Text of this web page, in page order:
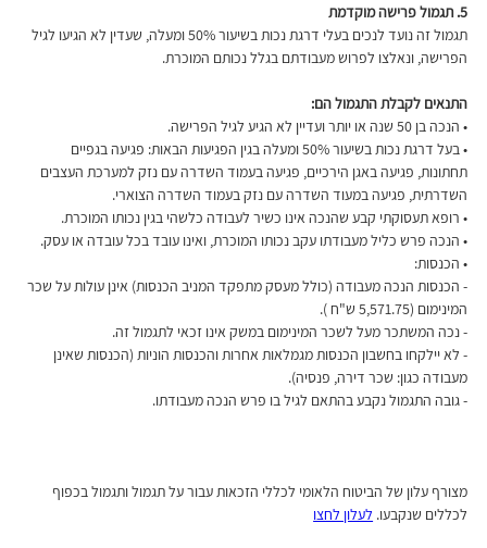
5. תגמול פרישה מוקדמת
תגמול זה נועד לנכים בעלי דרגת נכות בשיעור 50% ומעלה, שעדין לא הגיעו לגיל
הפרישה, ונאלצו לפרוש מעבודתם בגלל נכותם המוכרת.
התנאים לקבלת התגמול הם:
• הנכה בן 50 שנה או יותר ועדיין לא הגיע לגיל הפרישה.
• בעל דרגת נכות בשיעור 50% ומעלה בגין הפגיעות הבאות: פגיעה בגפיים
תחתונות, פגיעה באגן הירכיים, פגיעה בעמוד השדרה עם נזק למערכת העצבים
השדרתית, פגיעה במעוד השדרה עם נזק בעמוד השדרה הצוארי.
• רופא תעסוקתי קבע שהנכה אינו כשיר לעבודה כלשהי בגין נכותו המוכרת.
• הנכה פרש כליל מעבודתו עקב נכותו המוכרת, ואינו עובד בכל עובדה או עסק.
• הכנסות:
- הכנסות הנכה מעבודה (כולל מעסק מתפקד המניב הכנסות) אינן עולות על שכר
המינימום (5,571.75 ש"ח ).
- נכה המשתכר מעל לשכר המינימום במשק אינו זכאי לתגמול זה.
- לא יילקחו בחשבון הכנסות מגמלאות אחרות והכנסות הוניות (הכנסות שאינן
מעבודה כגון: שכר דירה, פנסיה).
- גובה התגמול נקבע בהתאם לגיל בו פרש הנכה מעבודתו.
מצורף עלון של הביטוח הלאומי לכללי הזכאות עבור על תגמול ותגמול בכפוף
לכללים שנקבעו. לעלון לחצו